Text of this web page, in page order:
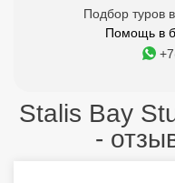
8.8
Юлия Л.
06.05.2019
Апартаменты